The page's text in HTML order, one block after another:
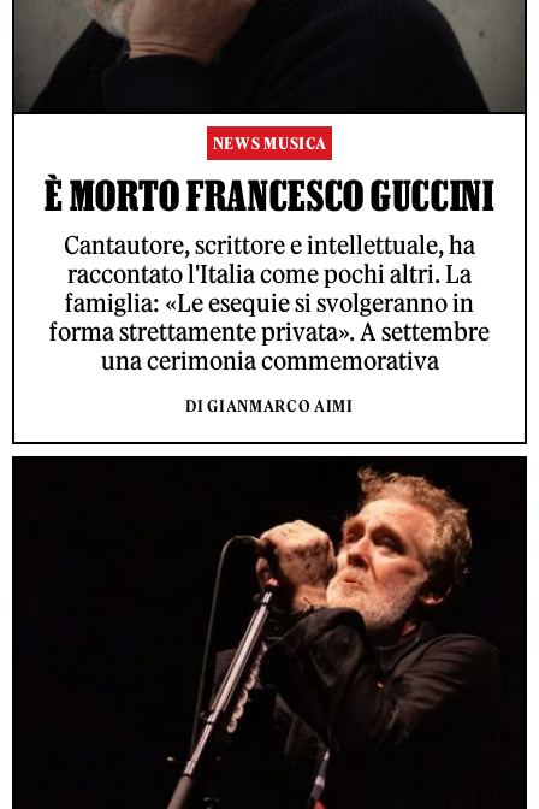
NEWS MUSICA
È MORTO FRANCESCO GUCCINI
Cantautore, scrittore e intellettuale, ha
raccontato l'Italia come pochi altri. La
famiglia: «Le esequie si svolgeranno in
forma strettamente privata». A settembre
una cerimonia commemorativa
DI GIANMARCO AIMI